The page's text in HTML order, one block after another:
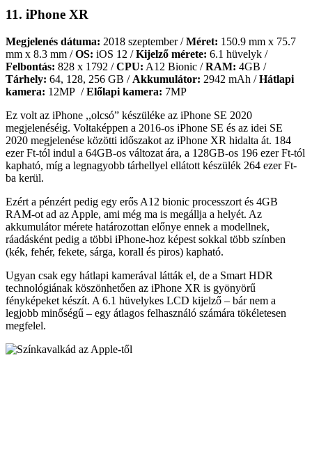
11. iPhone XR
Megjelenés dátuma: 2018 szeptember /Méret: 150.9 mm x 75.7
mm x 8.3 mm /OS: iOS 12 /Kijelző mérete: 6.1 hüvelyk /
Felbontás: 828 x 1792 /CPU: A12 Bionic /RAM: 4GB /
Tárhely: 64, 128, 256 GB / Akkumulátor: 2942 mAh /Hátlapi
kamera: 12MP /Előlapi kamera: 7MP
Ez volt az iPhone ,,olcsó” készüléke az iPhone SE 2020
megjelenéséig. Voltaképpen a 2016-os iPhone SE és az idei SE
2020 megjelenése közötti időszakot az iPhone XR hidalta át. 184
ezer Ft-tól indul a 64GB-os változat ára, a 128GB-os 196 ezer Ft-tól
kapható, míg a legnagyobb tárhellyel ellátott készülék 264 ezer Ft-
ba kerül.
Ezért a pénzért pedig egy erős A12 bionic processzort és 4GB
RAM-ot ad az Apple, ami még ma is megállja a helyét. Az
akkumulátor mérete határozottan előnye ennek a modellnek,
ráadásként pedig a többi iPhone-hoz képest sokkal több színben
(kék, fehér, fekete, sárga, korall és piros) kapható.
Ugyan csak egy hátlapi kamerával látták el, de a Smart HDR
technológiának köszönhetően az iPhone XR is gyönyörű
fényképeket készít. A 6.1 hüvelykes LCD kijelző – bár nem a
legjobb minőségű – egy átlagos felhasználó számára tökéletesen
megfelel.